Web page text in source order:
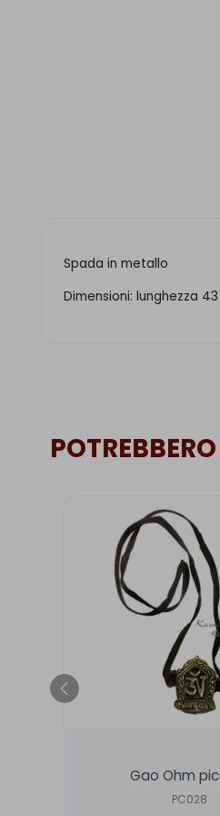
Spada in metallo
Dimensioni: lunghezza
Gao Ohm
PC028